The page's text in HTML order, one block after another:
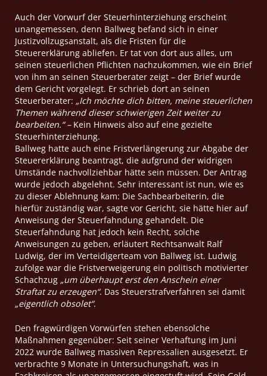
Auch der Vorwurf der Steuerhinterziehung erscheint
unangemessen, denn Ballweg befand sich in einer
Justizvollzugsanstalt, als die Fristen für die
Steuererklärung abliefen. Er tat von dort aus alles, um
seinen steuerlichen Pflichten nachzukommen, wie ein Brief
von ihm an seinen Steuerberater zeigt – der Brief wurde
dem Gericht vorgelegt. Er schrieb dort an seinen
Steuerberater: „Ich möchte dich bitten, meine steuerlichen
Themen während dieser schwierigen Zeit weiter zu
bearbeiten.“ – Kein Hinweis also auf eine gezielte
Steuerhinterziehung.
Ballweg hatte auch eine Fristverlängerung zur Abgabe der
Steuererklärung beantragt, die aufgrund der widrigen
Umstände nachvollziehbar hätte sein müssen. Der Antrag
wurde jedoch abgelehnt. Sehr interessant ist nun, wie es
zu dieser Ablehnung kam: Die Sachbearbeiterin, die
hierfür zuständig war, sagte vor Gericht, sie hätte hier auf
Anweisung der Steuerfahndung gehandelt. Die
Steuerfahndung hat jedoch kein Recht, solche
Anweisungen zu geben, erläutert Rechtsanwalt Ralf
Ludwig, der im Verteidigerteam von Ballweg ist. Ludwig
zufolge war die Fristverweigerung ein politisch motivierter
Schachzug „um überhaupt erst den Anschein einer
Straftat zu erzeugen“. Das Steuerstrafverfahren sei damit
„eigentlich obsolet“.
Den fragwürdigen Vorwürfen stehen ebensolche
Maßnahmen gegenüber: Seit seiner Verhaftung im Juni
2022 wurde Ballweg massiven Repressalien ausgesetzt. Er
verbrachte 9 Monate in Untersuchungshaft, was in